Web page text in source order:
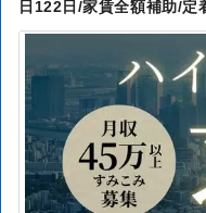
日122日/家賃全額補助/定